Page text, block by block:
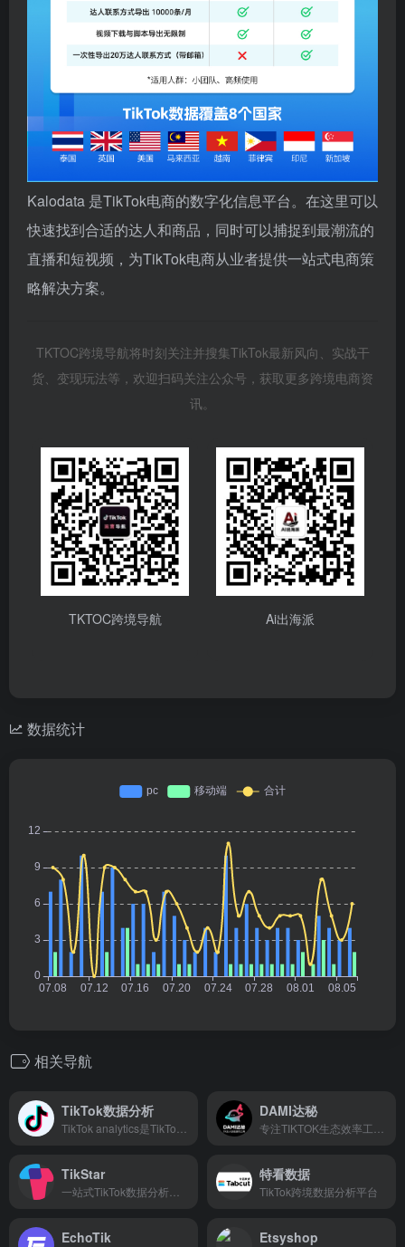
Kalodata 是TikTok电商的数字化信息平台。在这里可以
快速找到合适的达人和商品，同时可以捕捉到最潮流的
直播和短视频，为TikTok电商从业者提供一站式电商策
略解决方案。
TKTOC跨境导航将时刻关注并搜集TikTok最新风向、实战干
货、变现玩法等，欢迎扫码关注公众号，获取更多跨境电商资
讯。
TKTOC跨境导航 Ai出海派
数据统计
相关导航
TikTok数据分析 DAMI达秘
TikStar 特看数据
TikTok跨境数据分析平台
EchoTik Etsyshop